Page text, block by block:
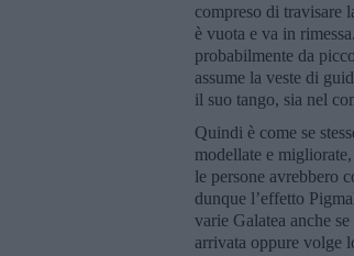
compreso di travisare
è vuota e va in
probabilmente da
assume la veste di
il suo tango, sia nel
Quindi è come se
modellate e
le persone avrebbero
dunque l’effetto
varie Galatea anche
arrivata oppure volge